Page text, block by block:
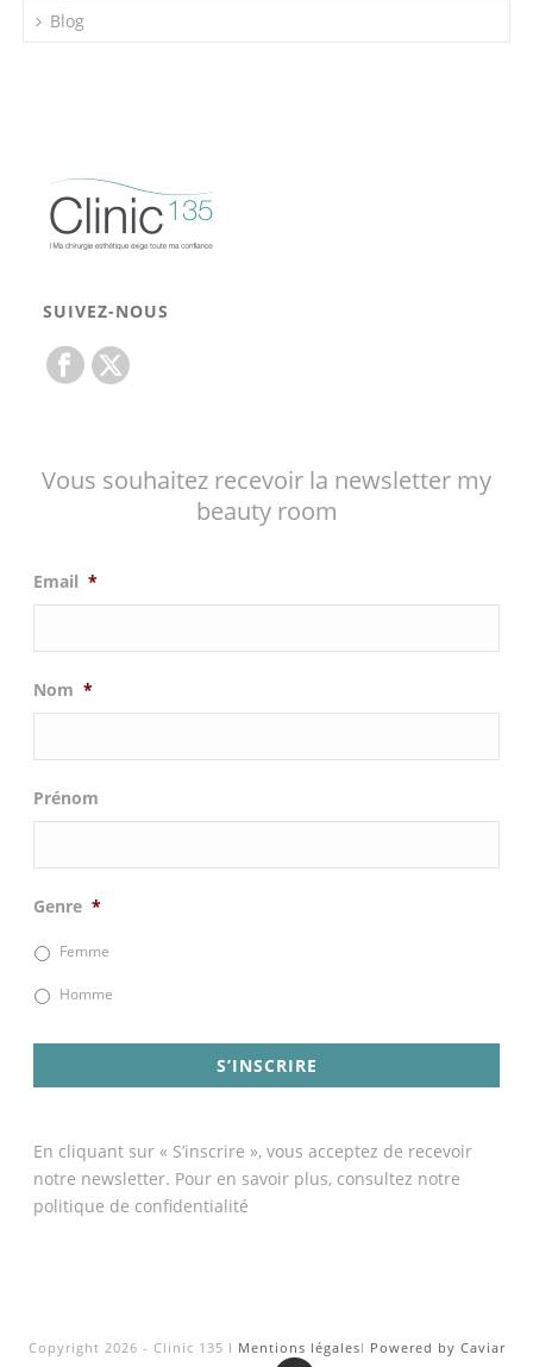
Blog
SUIVEZ-NOUS
Vous souhaitez recevoir la newsletter my
beauty room
Email *
Nom *
Prénom
Genre *
Femme
Homme
En cliquant sur « S’inscrire », vous acceptez de recevoir
notre newsletter. Pour en savoir plus, consultez notre
politique de confidentialité
Copyright 2026 - Clinic 135 I Mentions légalesI Powered by Caviar